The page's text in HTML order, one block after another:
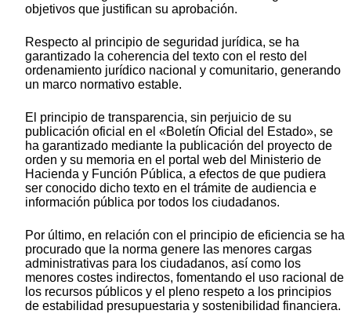
objetivos que justifican su aprobación.
Respecto al principio de seguridad jurídica, se ha
garantizado la coherencia del texto con el resto del
ordenamiento jurídico nacional y comunitario, generando
un marco normativo estable.
El principio de transparencia, sin perjuicio de su
publicación oficial en el «Boletín Oficial del Estado», se
ha garantizado mediante la publicación del proyecto de
orden y su memoria en el portal web del Ministerio de
Hacienda y Función Pública, a efectos de que pudiera
ser conocido dicho texto en el trámite de audiencia e
información pública por todos los ciudadanos.
Por último, en relación con el principio de eficiencia se ha
procurado que la norma genere las menores cargas
administrativas para los ciudadanos, así como los
menores costes indirectos, fomentando el uso racional de
los recursos públicos y el pleno respeto a los principios
de estabilidad presupuestaria y sostenibilidad financiera.